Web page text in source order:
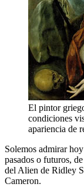
El pintor
condiciones
apariencia de
Solemos admirar
pasados o futuros,
del Alien de Ridley
Cameron.